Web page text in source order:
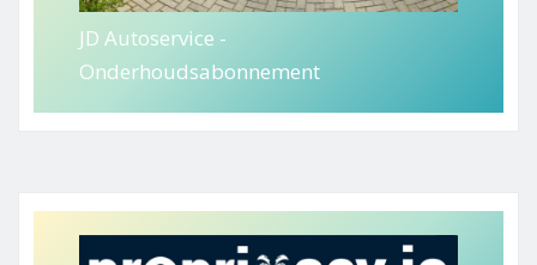
JD Autoservice -
Onderhoudsabonnement